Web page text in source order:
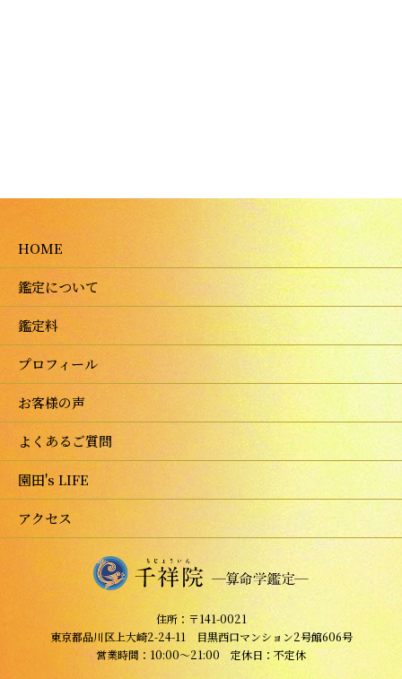
HOME
鑑定について
鑑定料
プロフィール
お客様の声
よくあるご質問
園田's LIFE
アクセス
住所：〒141-0021
東京都品川区上大崎2-24-11 目黒西口マンション2号館606号
営業時間：10:00～21:00 定休日：不定休